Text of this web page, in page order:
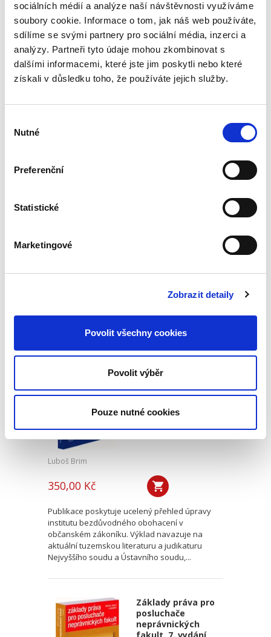
sociálních médií a analýze naší návštěvnosti využíváme
soubory cookie. Informace o tom, jak náš web používáte,
sdílíme se svými partnery pro sociální média, inzerci a
analýzy. Partneři tyto údaje mohou zkombinovat s
dalšími informacemi, které jste jim poskytli nebo které
získali v důsledku toho, že používáte jejich služby.
souhlasu
Nutné
Preferenční
Statistické
Marketingové
Zobrazit detaily
Povolit všechny cookies
Povolit výběr
Pouze nutné cookies
Druhé vydání učebnice „Obchodní právo.
Obecná část. Soutěžní právo“ pokračuje v
pragmatickém a nedogmatickém pojetí
obchodního práva. Do výkladu jsou zahrnuty i
některé významné veřejnoprávní...
Právo sociálního
Kristina Koldinská
celou Evropou, respektive celým světem, před
regionu nečelil nebo jež jsou zcela nové a
Úvod do práva
obohacení
Luboš Brim
350,00 Kč
Publikace poskytuje ucelený přehled úpravy
institutu bezdůvodného obohacení v
občanském zákoníku. Výklad navazuje na
aktuální tuzemskou literaturu a judikaturu
Nejvyššího soudu a Ústavního soudu,...
Základy práva pro
posluchače
neprávnických